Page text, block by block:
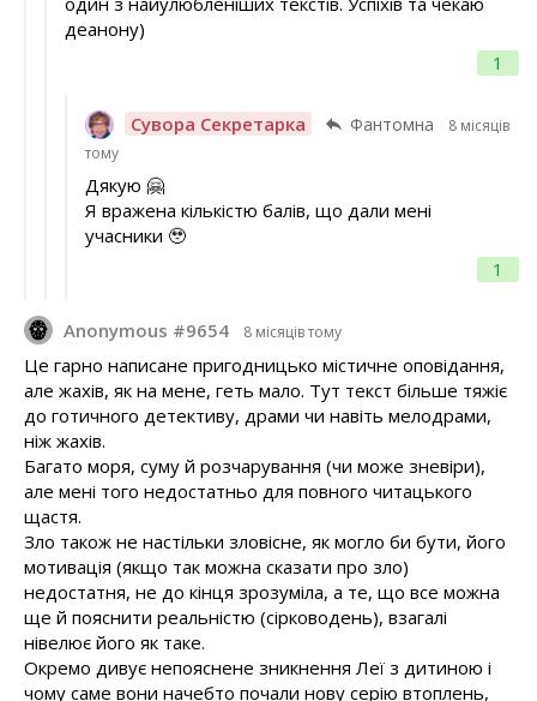
1
деанону)
Сувора Секретарка Фантомна
8 місяців
тому
1
Дякую 🤗
Я вражена кількістю балів, що дали мені
учасники 🥹
Anonymous #9654 8 місяців тому
Це гарно написане пригодницько містичне оповідання,
але жахів, як на мене, геть мало. Тут текст більше тяжіє
до готичного детективу, драми чи навіть мелодрами,
ніж жахів.
Багато моря, суму й розчарування (чи може зневіри),
але мені того недостатньо для повного читацького
щастя.
Зло також не настільки зловісне, як могло би бути, його
мотивація (якщо так можна сказати про зло)
недостатня, не до кінця зрозуміла, а те, що все можна
ще й пояснити реальністю (сірководень), взагалі
нівелює його як таке.
Окремо дивує непояснене зникнення Леї з дитиною і
чому саме вони начебто почали нову серію втоплень,